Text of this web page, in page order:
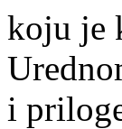
koju je
i